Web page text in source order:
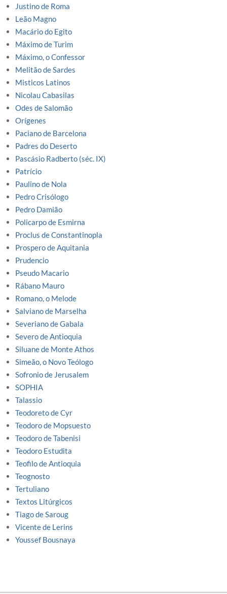
Justino de Roma
Leão Magno
Macário do Egito
Máximo de Turim
Máximo, o Confessor
Melitão de Sardes
Misticos Latinos
Nicolau Cabasilas
Odes de Salomão
Orígenes
Paciano de Barcelona
Padres do Deserto
Pascásio Radberto (séc. IX)
Patrício
Paulino de Nola
Pedro Crisólogo
Pedro Damião
Policarpo de Esmirna
Proclus de Constantinopla
Prospero de Aquitania
Prudencio
Pseudo Macario
Rábano Mauro
Romano, o Melode
Salviano de Marselha
Severiano de Gabala
Severo de Antioquia
Siluane de Monte Athos
Simeão, o Novo Teólogo
Sofronio de Jerusalem
SOPHIA
Talassio
Teodoreto de Cyr
Teodoro de Mopsuesto
Teodoro de Tabenisi
Teodoro Estudita
Teofilo de Antioquia
Teognosto
Tertuliano
Textos Litúrgicos
Tiago de Saroug
Vicente de Lerins
Youssef Bousnaya